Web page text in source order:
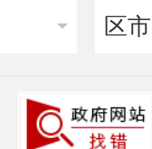
区